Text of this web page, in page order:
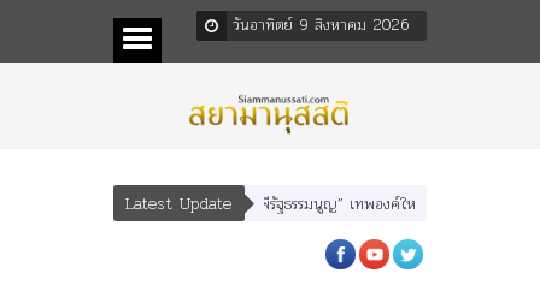
วันอาทิตย์ 9 สิงหาคม 2026
Latest Update
พลพยุหเสนา” “อรุณเทพบุตร” และ “เทพีรัฐธรรมนูญ” เทพองค์ใหม่ใน “ศิลปะคณะราษฎ